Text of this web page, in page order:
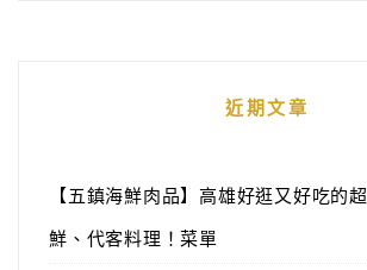
近期文章
【五鎮海鮮肉品】高雄好逛又好吃的
鮮、代客料理！菜單